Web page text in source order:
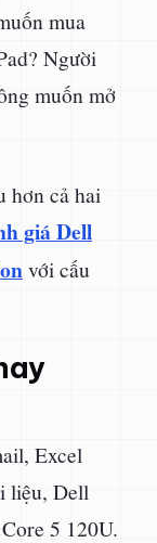
mua
Người
muốn mở
hơn cả hai
giá Dell
với cấu
Excel
liệu, Dell
5 120U.